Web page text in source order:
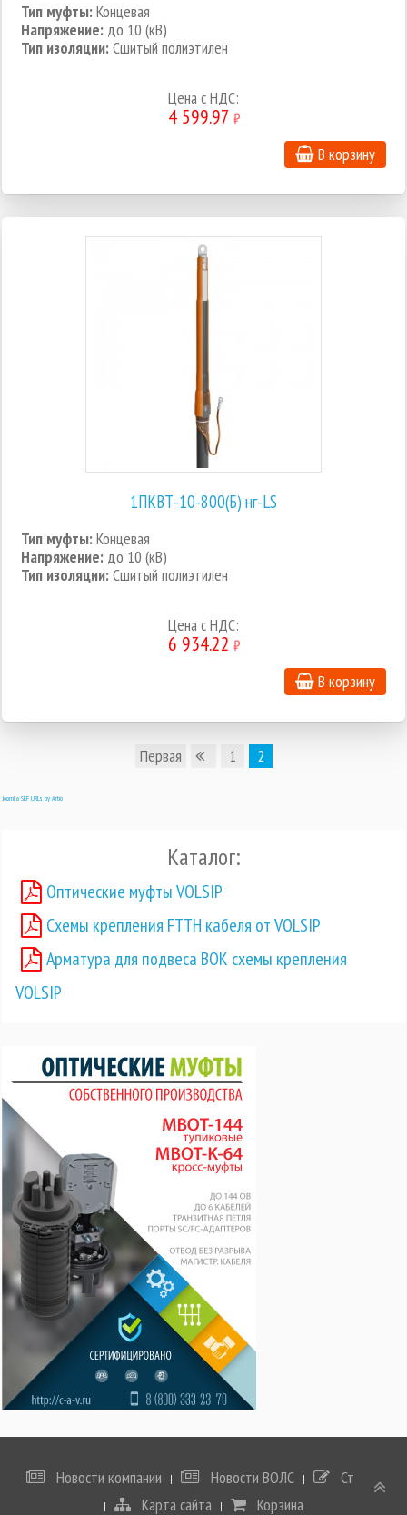
Тип муфты:Концевая
Напряжение: до 10 (кВ)
Тип изоляции:Сшитый полиэтилен
Цена c НДС:
4 599.97 ₽
В корзину
1ПКВТ-10-800(Б) нг-LS
Тип муфты:Концевая
Напряжение: до 10 (кВ)
Тип изоляции:Сшитый полиэтилен
Цена c НДС:
6 934.22 ₽
В корзину
Первая 1 2
Joomla SEF URLs by Artio
Каталог:
Оптические муфты VOLSIP
Схемы крепления FTTH кабеля от VOLSIP
Арматура для подвеса ВОК схемы крепления
VOLSIP
Новости компании Новости ВОЛС
Статьи
Карта сайта
Корзина